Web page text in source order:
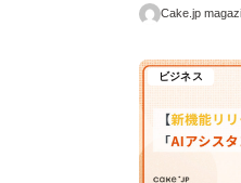
Cake.jp
ビジネス